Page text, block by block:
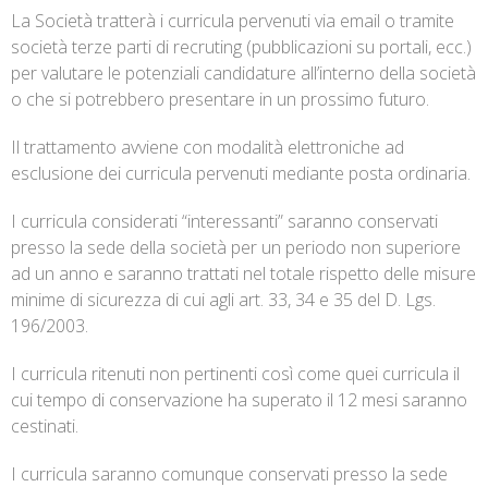
La Società tratterà i curricula pervenuti via email o tramite
società terze parti di recruting (pubblicazioni su portali, ecc.)
per valutare le potenziali candidature all’interno della società
o che si potrebbero presentare in un prossimo futuro.
Il trattamento avviene con modalità elettroniche ad
esclusione dei curricula pervenuti mediante posta ordinaria.
I curricula considerati “interessanti” saranno conservati
presso la sede della società per un periodo non superiore
ad un anno e saranno trattati nel totale rispetto delle misure
minime di sicurezza di cui agli art. 33, 34 e 35 del D. Lgs.
196/2003.
I curricula ritenuti non pertinenti così come quei curricula il
cui tempo di conservazione ha superato il 12 mesi saranno
cestinati.
I curricula saranno comunque conservati presso la sede